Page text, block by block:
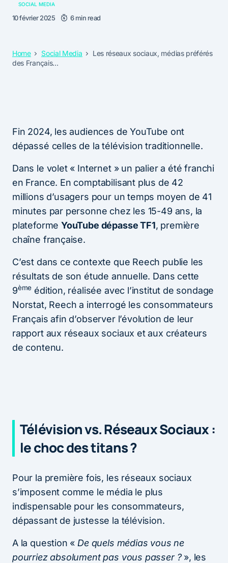
SOCIAL MEDIA
10 février 2025 6 min read
Home Social Media
Les réseaux sociaux, médias préférés
des Français…
Fin 2024, les audiences de YouTube ont
dépassé celles de la télévision traditionnelle.
Dans le volet « Internet » un palier a été franchi
en France. En comptabilisant plus de 42
millions d’usagers pour un temps moyen de 41
minutes par personne chez les 15-49 ans, la
plateformeYouTube dépasse TF1, première
chaîne française.
C’est dans ce contexte que Reech publie les
résultats de son étude annuelle. Dans cette
9ème édition, réalisée avec l’institut de sondage
Norstat, Reech a interrogé les consommateurs
Français afin d’observer l’évolution de leur
rapport aux réseaux sociaux et aux créateurs
de contenu.
Télévision vs. Réseaux Sociaux :
le choc des titans ?
Pour la première fois, les réseaux sociaux
s’imposent comme le média le plus
indispensable pour les consommateurs,
dépassant de justesse la télévision.
A la question « De quels médias vous ne
pourriez absolument pas vous passer ?», les